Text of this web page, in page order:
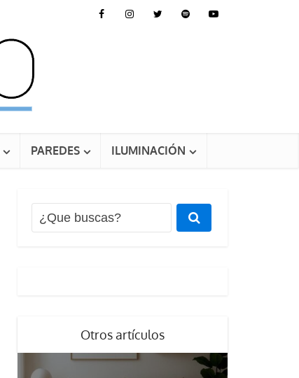
PAREDES ILUMINACIÓN
Otros artículos